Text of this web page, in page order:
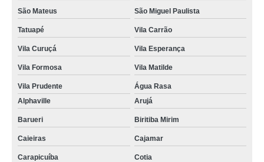
São Mateus São Miguel Paulista
Tatuapé Vila Carrão
Vila Curuçá Vila Esperança
Vila Formosa Vila Matilde
Vila Prudente
Água Rasa
Alphaville
Arujá
Barueri Biritiba Mirim
Caieiras Cajamar
Carapicuíba Cotia